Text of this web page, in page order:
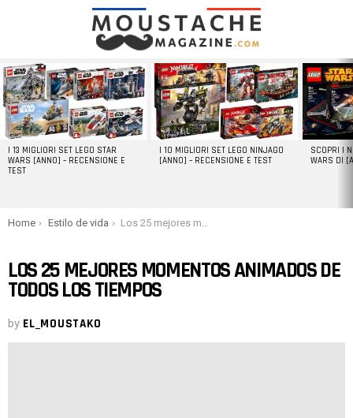
LATEST
STORIES
I 13 MIGLIORI SET LEGO STAR
WARS [ANNO] – RECENSIONE E
TEST
I 10 MIGLIORI SET LEGO NINJAGO
[ANNO] – RECENSIONE E TEST
SCOPRI I
WARS DI
You are here:
Home Estilo de vida Los 25 mejores momentos animados de todos los tiempos
LOS 25 MEJORES MOMENTOS ANIMADOS DE
TODOS LOS TIEMPOS
by EL_MOUSTAKO